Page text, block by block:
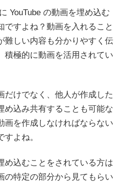
YouTube の動画を埋め込む
ですよね？動画を入れること
難しい内容も分かりやすく伝
積極的に動画を活用されてい
だけでなく、他人が作成した
め込み共有することも可能な
画を作成しなければならない
よね。
め込むことをされている方は
の特定の部分から見てもらい